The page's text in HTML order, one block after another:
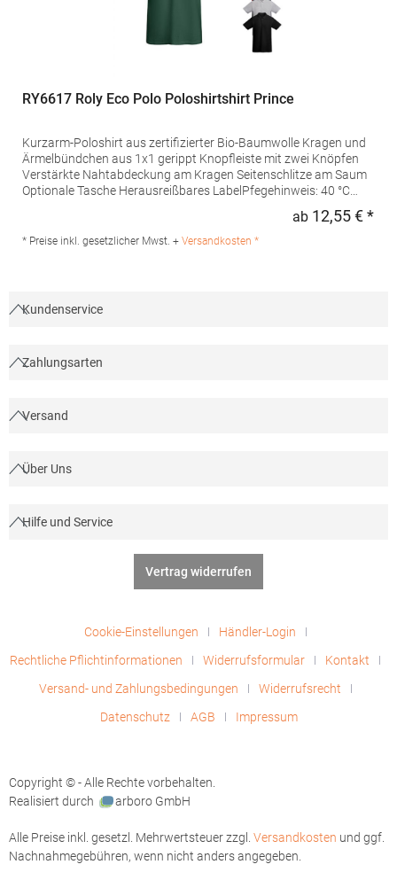
RY6617 Roly Eco Polo Poloshirtshirt Prince
Kurzarm-Poloshirt aus zertifizierter Bio-Baumwolle Kragen und
Ärmelbündchen aus 1x1 gerippt Knopfleiste mit zwei Knöpfen
Verstärkte Nahtabdeckung am Kragen Seitenschlitze am Saum
Optionale Tasche Herausreißbares LabelPfegehinweis: 40 °C
g/m²Materialzusammensetzung: 100% Baumwolle (Heather
Grey: 85% Baumwolle / 15% Viskose)Angaben zur
ab 12,55 € *
* Preise inkl. gesetzlicher Mwst. + Versandkosten *
Kundenservice
Zahlungsarten
Versand
Über Uns
Hilfe und Service
Vertrag widerrufen
Cookie-Einstellungen
Händler-Login
Rechtliche Pflichtinformationen
Widerrufsformular
Kontakt
Versand- und Zahlungsbedingungen
Widerrufsrecht
Datenschutz
AGB Impressum
Copyright © - Alle Rechte vorbehalten.
Realisiert durch
arboro GmbH
Alle Preise inkl. gesetzl. Mehrwertsteuer zzgl. Versandkosten und ggf.
Nachnahmegebühren, wenn nicht anders angegeben.